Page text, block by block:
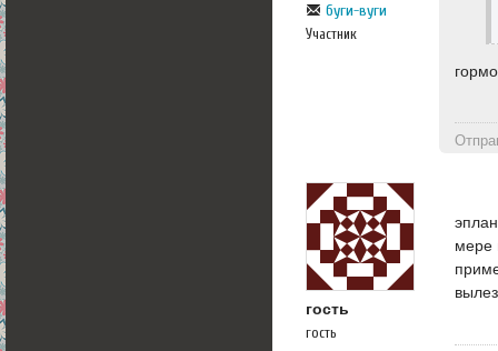
буги-вуги
Участник
гость
гость
мере